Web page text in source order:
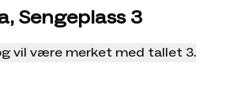
og veggdyr problematikk.
stf-dnt-2026 og få 100 kr i
Sengeplass 3
vil være merket med tallet 3.